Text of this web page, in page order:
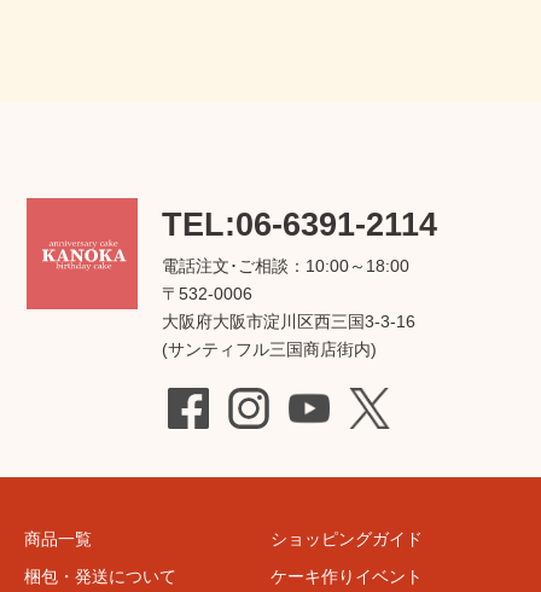
TEL:06-6391-2114
電話注文･ご相談：10:00～18:00
〒532-0006
大阪府大阪市淀川区西三国3-3-16
(サンティフル三国商店街内)
商品一覧
梱包・発送について
ショッピングガイド
ケーキ作りイベント